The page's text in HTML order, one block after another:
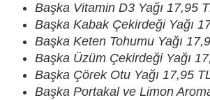
Başka Vitamin D3 Yağı 17,95
Başka Kabak Çekirdeği Yağı
Başka Keten Tohumu Yağı
Başka Üzüm Çekirdeği Yağı
Başka Çörek Otu Yağı 17,95
Başka Portakal ve Limon